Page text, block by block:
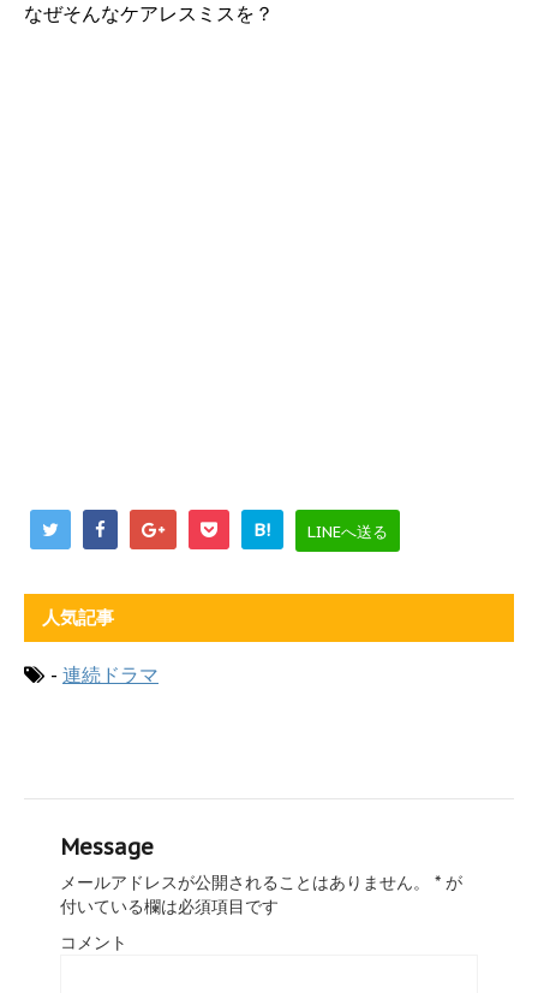
なぜそんなケアレスミスを？
B! LINEへ送る
人気記事
- 連続ドラマ
Message
メールアドレスが公開されることはありません。 * が
付いている欄は必須項目です
コメント